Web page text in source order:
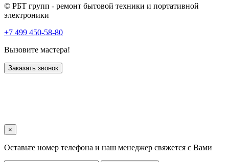
© РБТ групп - ремонт бытовой техники и портативной
электроники
+7 499 450-58-80
Вызовите мастера!
Заказать звонок
×
Оставьте номер телефона и наш менеджер свяжется с Вами